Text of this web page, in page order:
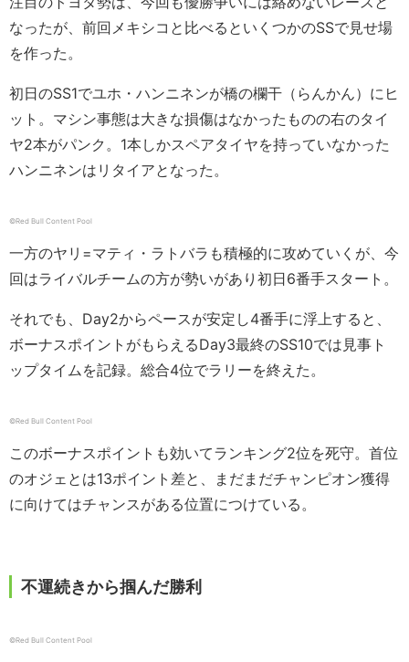
なったが、前回メキシコと比べるといくつかのSSで見せ場
を作った。
初日のSS1でユホ・ハンニネンが橋の欄干（らんかん）にヒ
ット。マシン事態は大きな損傷はなかったものの右のタイ
ヤ2本がパンク。1本しかスペアタイヤを持っていなかった
ハンニネンはリタイアとなった。
©︎Red Bull Content Pool
一方のヤリ=マティ・ラトバラも積極的に攻めていくが、今
回はライバルチームの方が勢いがあり初日6番手スタート。
それでも、Day2からペースが安定し4番手に浮上すると、
ボーナスポイントがもらえるDay3最終のSS10では見事ト
ップタイムを記録。総合4位でラリーを終えた。
©︎Red Bull Content Pool
このボーナスポイントも効いてランキング2位を死守。首位
のオジェとは13ポイント差と、まだまだチャンピオン獲得
に向けてはチャンスがある位置につけている。
不運続きから掴んだ勝利
©︎Red Bull Content Pool